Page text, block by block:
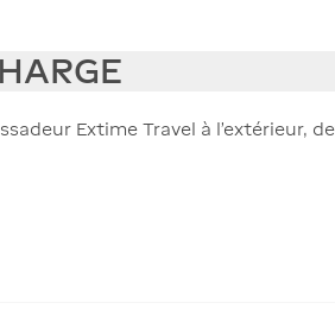
Extime Travel à l'extérieur,